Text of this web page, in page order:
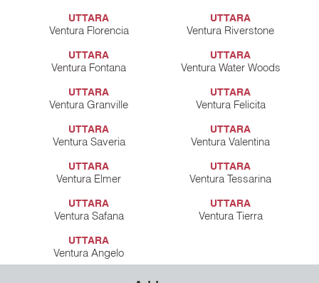
UTTARA
Ventura Florencia
UTTARA
Ventura Riverstone
UTTARA
Ventura Fontana
UTTARA
Ventura Water Woods
UTTARA
Ventura Granville
UTTARA
Ventura Felicita
UTTARA
Ventura Saveria
UTTARA
Ventura Valentina
UTTARA
Ventura Elmer
UTTARA
Ventura Tessarina
UTTARA
Ventura Safana
UTTARA
Ventura Tierra
UTTARA
Ventura Angelo